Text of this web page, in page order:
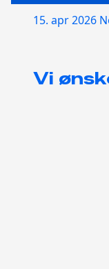
15. apr 2026
Vi